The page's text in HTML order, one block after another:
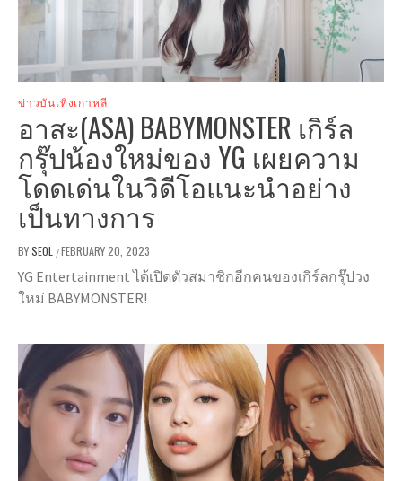
ข่าวบันเทิงเกาหลี
อาสะ(ASA) BABYMONSTER เกิร์ล
กรุ๊ปน้องใหม่ของ YG เผยความ
โดดเด่นในวิดีโอแนะนำอย่าง
เป็นทางการ
BYSEOL /FEBRUARY 20, 2023
YG Entertainment ได้เปิดตัวสมาชิกอีกคนของเกิร์ลกรุ๊ปวง
ใหม่ BABYMONSTER!